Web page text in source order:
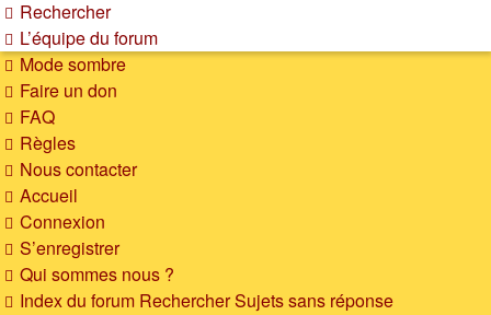
Rechercher
L’équipe du forum
Mode sombre
Faire un don
FAQ
Règles
Nous contacter
Accueil
Connexion
S’enregistrer
Qui sommes nous ?
Index du forum RechercherSujets sans réponse